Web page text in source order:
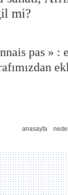
mi?
pas »
anasayfa